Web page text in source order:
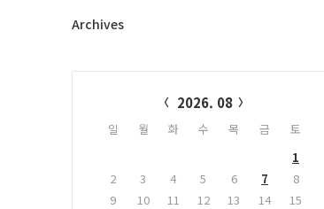
플
Archives
2026. 08
일 월 화 수 목 금
토
1
2
3 4 5 6 7
8
9
10 11 12 13 14
15